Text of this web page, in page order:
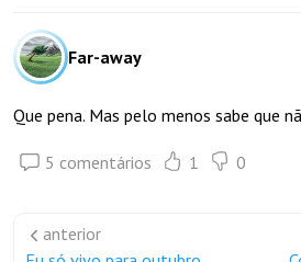
Far-away
Que pena. Mas pelo menos sabe que
5 comentários 1 0
anterior